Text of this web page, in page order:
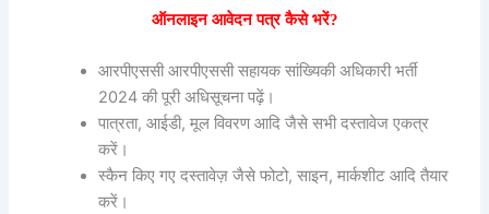
ऑनलाइन आवेदन पत्र कैसे भरें?
आरपीएससी आरपीएससी सहायक सांख्यिकी अधिकारी भर्ती
2024 की पूरी अधिसूचना पढ़ें।
पात्रता, आईडी, मूल विवरण आदि जैसे सभी दस्तावेज एकत्र
करें।
स्कैन किए गए दस्तावेज़ जैसे फोटो, साइन, मार्कशीट आदि तैयार
करें।